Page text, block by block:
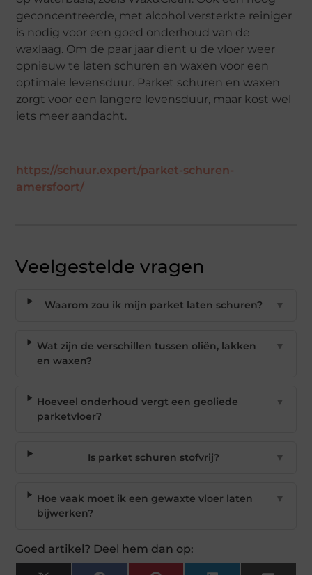
geconcentreerde, met alcohol versterkte reiniger
is nodig voor een goed onderhoud van de
waxlaag. Om de paar jaar dient u de vloer weer
opnieuw te laten schuren en waxen voor een
optimale levensduur. Parket schuren en waxen
zorgt voor een langere levensduur, maar kost wel
iets meer aandacht.
https://schuur.expert/parket-schuren-
amersfoort/
Veelgestelde vragen
Waarom zou ik mijn parket laten schuren? ▼
Wat zijn de verschillen tussen oliën, lakken
en waxen?
▼
Hoeveel onderhoud vergt een geoliede
parketvloer?
▼
Is parket schuren stofvrij? ▼
Hoe vaak moet ik een gewaxte vloer laten
bijwerken?
▼
Goed artikel? Deel hem dan op: